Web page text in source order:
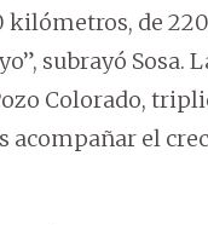
de
subrayó
Colorado,
acompañar el